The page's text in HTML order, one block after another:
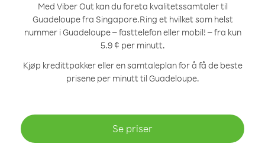
Med Viber Out kan du foreta kvalitetssamtaler til
Guadeloupe fra Singapore.Ring et hvilket som helst
nummer i Guadeloupe – fasttelefon eller mobil! – fra kun
5.9 ¢ per minutt.
Kjøp kredittpakker eller en samtaleplan for å få de beste
prisene per minutt til Guadeloupe.
Se priser